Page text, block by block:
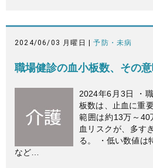
2024/06/03 月曜日 |予防・未病
職場健診の血小板数、その
2024年6月3日 ・
板数は、止血に重
範囲は約13万～40
血リスクが、多す
る。 ・低い数値は
など…